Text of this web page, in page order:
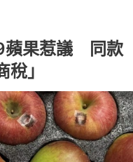
蘋果惹議 同款
」